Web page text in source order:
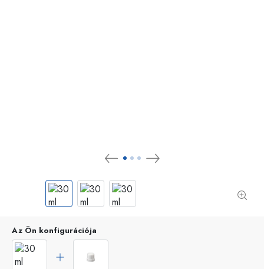
Az Ön konfigurációja